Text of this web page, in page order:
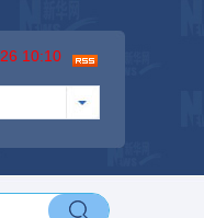
10:10